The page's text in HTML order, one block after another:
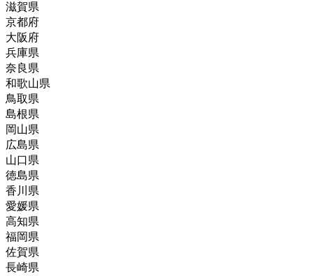
滋賀県
京都府
大阪府
兵庫県
奈良県
和歌山県
鳥取県
島根県
岡山県
広島県
山口県
徳島県
香川県
愛媛県
高知県
福岡県
佐賀県
長崎県